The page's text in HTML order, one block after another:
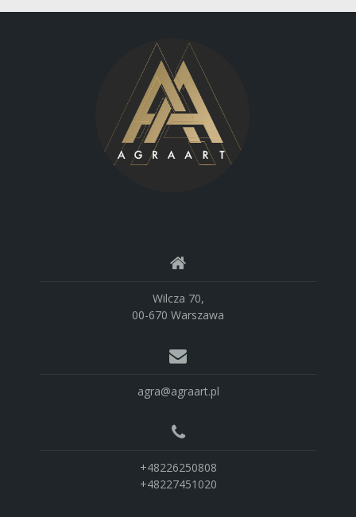
Wilcza 70,
00-670 Warszawa
agra@agraart.pl
+48226250808
+48227451020